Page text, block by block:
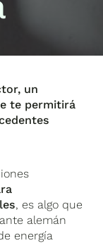
un
te permitirá
, es algo que
alemán
energía